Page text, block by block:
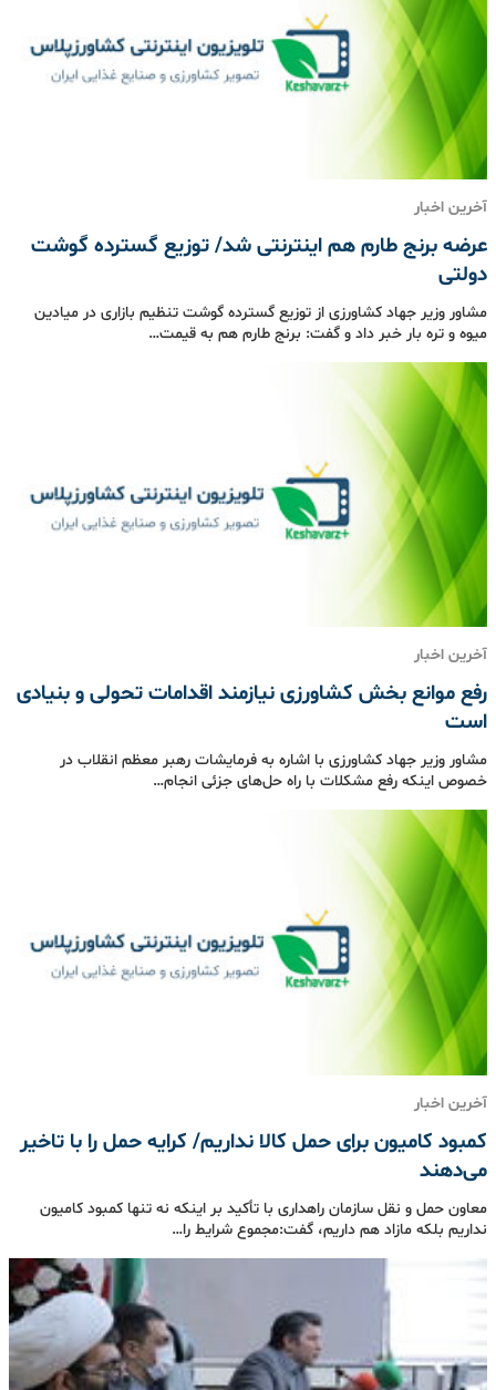
آخرین اخبار
عرضه برنج طارم هم اینترنتی شد/ توزیع گسترده گوشت
دولتی
مشاور وزیر جهاد کشاورزی از توزیع گسترده گوشت تنظیم بازاری در میادین
میوه و تره بار خبر داد و گفت: برنج طارم هم به قیمت…
آخرین اخبار
رفع موانع بخش کشاورزی نیازمند اقدامات تحولی و بنیادی
است
مشاور وزیر جهاد کشاورزی با اشاره به فرمایشات رهبر معظم انقلاب در
خصوص اینکه رفع مشکلات با راه حل‌های جزئی انجام…
آخرین اخبار
کمبود کامیون برای حمل کالا نداریم/ کرایه حمل را با تاخیر
می‌دهند
معاون حمل و نقل سازمان راهداری با تأکید بر اینکه نه تنها کمبود کامیون
نداریم بلکه مازاد هم داریم، گفت:مجموع شرایط را…